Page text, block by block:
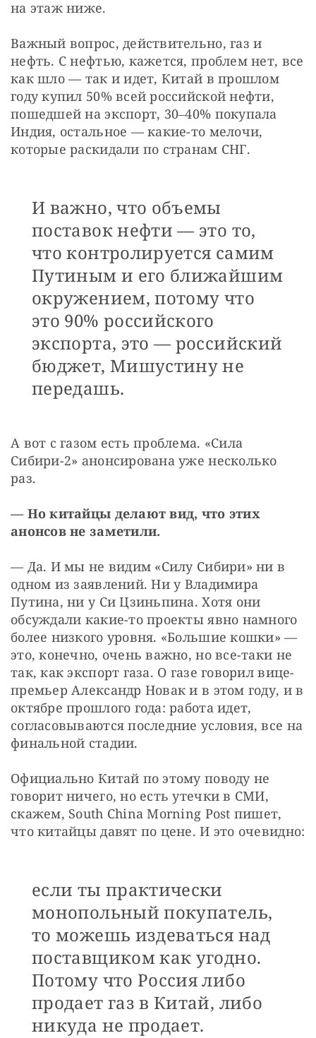
на этаж ниже.
Важный вопрос, действительно, газ и
нефть. С нефтью, кажется, проблем нет, все
как шло — так и идет, Китай в прошлом
году купил 50% всей российской нефти,
пошедшей на экспорт, 30‒40% покупала
Индия, остальное — какие-то мелочи,
которые раскидали по странам СНГ.
И важно, что объемы
поставок нефти — это то,
что контролируется самим
Путиным и его ближайшим
окружением, потому что
это 90% российского
экспорта, это — российский
бюджет, Мишустину не
передашь.
А вот с газом есть проблема. «Сила
Сибири-2» анонсирована уже несколько
раз.
— Но китайцы делают вид, что этих
анонсов не заметили.
— Да. И мы не видим «Силу Сибири» ни в
одном из заявлений. Ни у Владимира
Путина, ни у Си Цзиньпина. Хотя они
обсуждали какие-то проекты явно намного
более низкого уровня. «Большие кошки» —
это, конечно, очень важно, но все-таки не
так, как экспорт газа. О газе говорил вице-
премьер Александр Новак и в этом году, и в
октябре прошлого года: работа идет,
согласовываются последние условия, все на
финальной стадии.
Официально Китай по этому поводу не
говорит ничего, но есть утечки в СМИ,
скажем, South China Morning Post пишет,
если ты практически
монопольный покупатель,
то можешь издеваться над
поставщиком как угодно.
Потому что Россия либо
продает газ в Китай, либо
никуда не продает.